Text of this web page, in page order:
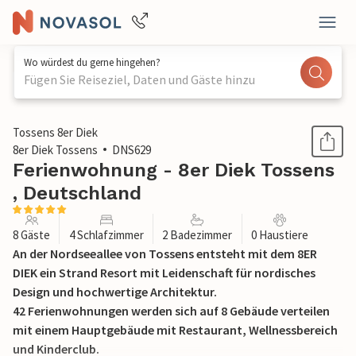
Wo würdest du gerne hingehen?
Fügen Sie Reiseziel, Daten und Gäste hinzu
1 / 26
Tossens 8er Diek
8er Diek Tossens
DNS629
Ferienwohnung - 8er Diek Tossens
, Deutschland
8 Gäste 4 Schlafzimmer 2 Badezimmer 0 Haustiere
An der Nordseeallee von Tossens entsteht mit dem 8ER
DIEK ein Strand Resort mit Leidenschaft für nordisches
Design und hochwertige Architektur.
42 Ferienwohnungen werden sich auf 8 Gebäude verteilen
mit einem Hauptgebäude mit Restaurant, Wellnessbereich
und Kinderclub.